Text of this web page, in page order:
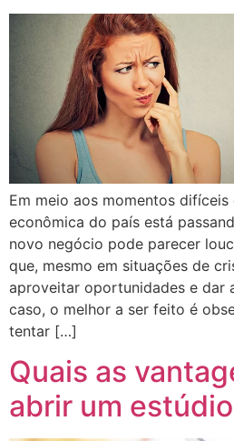
Em meio aos momentos difíceis
econômica do país está
novo negócio pode parecer
que, mesmo em situações de
aproveitar oportunidades e dar
caso, o melhor a ser feito é
tentar […]
Quais as
abrir um